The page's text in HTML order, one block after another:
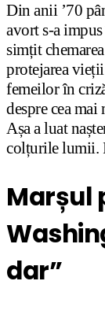
Din anii ’70
avort s-a
simțit
protejarea
femeilor în
despre cea
Așa a luat
colțurile lumii.
Marșul
dar”